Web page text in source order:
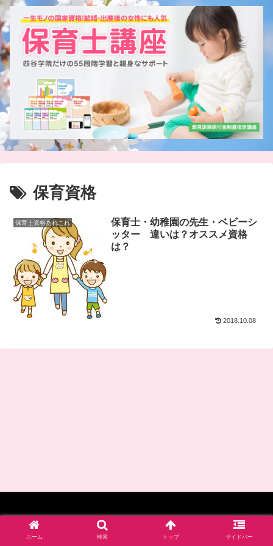
保育資格
保育士資格あれこれ
保育士・幼稚園の先生・ベビーシ
ッター 違いは？オススメ資格
は？
2018.10.08
© 2017-2026 四谷学院保育士試験対策講座_公式ブログ.
ホーム 検索 トップ サイドバー